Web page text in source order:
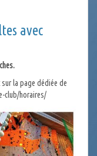
avec
la page dédiée de
club/horaires/